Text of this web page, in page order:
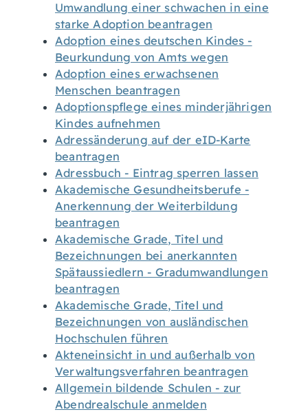
Umwandlung einer schwachen in eine
starke Adoption beantragen
Adoption eines deutschen Kindes -
Beurkundung von Amts wegen
Adoption eines erwachsenen
Menschen beantragen
Adoptionspflege eines minderjährigen
Kindes aufnehmen
Adressänderung auf der eID-Karte
beantragen
Adressbuch - Eintrag sperren lassen
Akademische Gesundheitsberufe -
Anerkennung der Weiterbildung
beantragen
Akademische Grade, Titel und
Bezeichnungen bei anerkannten
Spätaussiedlern - Gradumwandlungen
beantragen
Akademische Grade, Titel und
Bezeichnungen von ausländischen
Hochschulen führen
Akteneinsicht in und außerhalb von
Verwaltungsverfahren beantragen
Allgemein bildende Schulen - zur
Abendrealschule anmelden